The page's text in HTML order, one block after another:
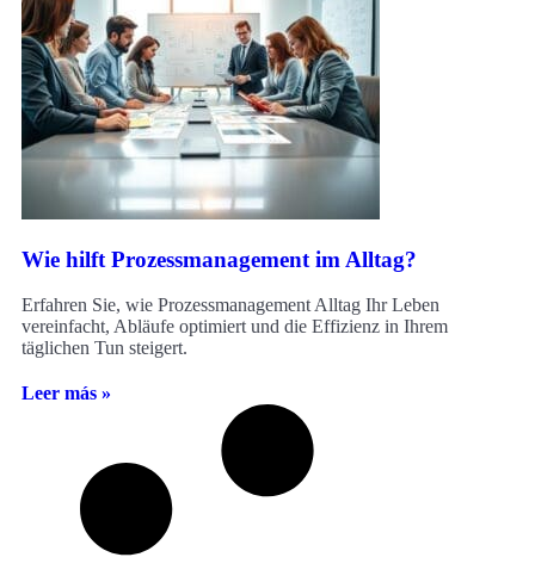
Wie hilft Prozessmanagement im Alltag?
Erfahren Sie, wie Prozessmanagement Alltag Ihr Leben
vereinfacht, Abläufe optimiert und die Effizienz in Ihrem
täglichen Tun steigert.
Leer más »